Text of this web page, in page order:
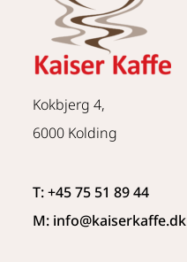
Kokbjerg 4,
6000 Kolding
T: +45 75 51 89 44
M: info@kaiserkaffe.dk